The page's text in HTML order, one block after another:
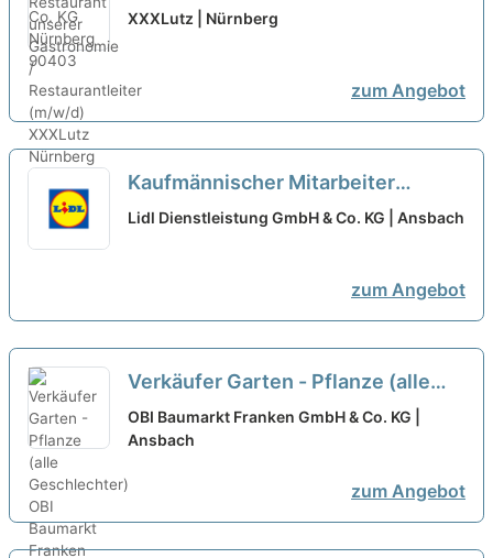
Gastronomie / Restaurantleiter
XXXLutz | Nürnberg
zum Angebot
Kaufmännischer Mitarbeiter
(m/w/d) Bankwesen bei Orizon
Lidl Dienstleistung GmbH & Co. KG | Ansbach
zum Angebot
Verkäufer Garten - Pflanze (alle
Geschlechter) neu
OBI Baumarkt Franken GmbH & Co. KG |
Ansbach
zum Angebot